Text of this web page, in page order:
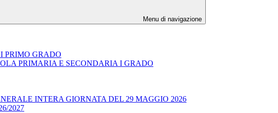
Menu di navigazione
PRIMO GRADO
PRIMARIA E SECONDARIA I GRADO
INTERA GIORNATA DEL 29 MAGGIO 2026
2027